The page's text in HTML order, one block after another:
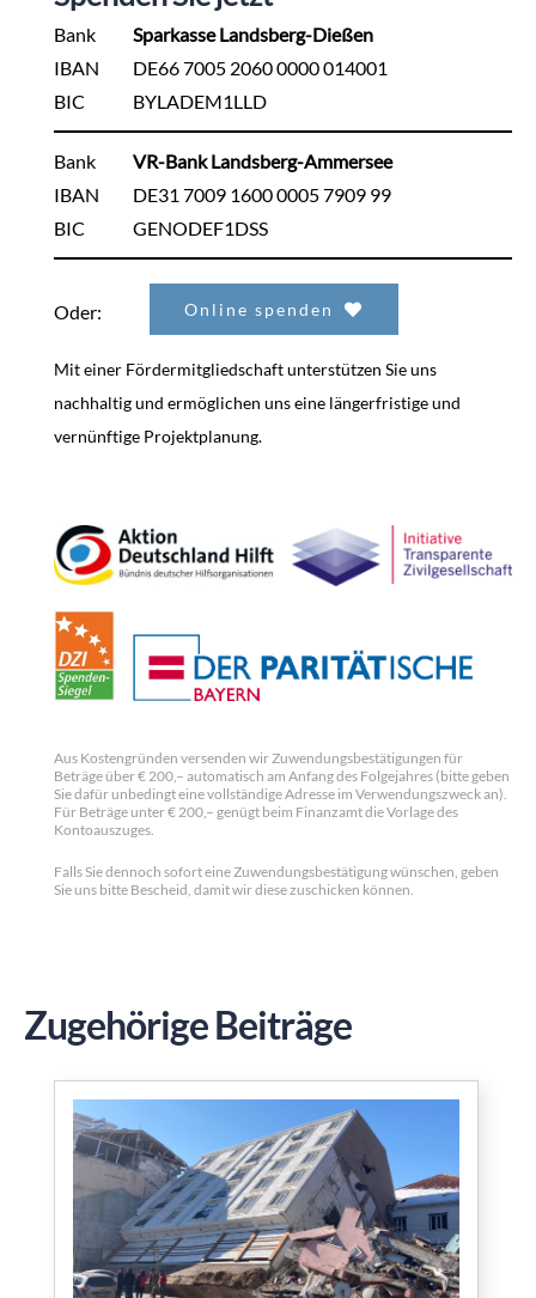
Bank
IBAN
BIC
Sparkasse Landsberg-Dießen
DE66 7005 2060 0000 014001
BYLADEM1LLD
Bank
IBAN
BIC
VR-Bank Landsberg-Ammersee
DE31 7009 1600 0005 7909 99
GENODEF1DSS
Oder: Online spenden
Mit einer Fördermitgliedschaft unterstützen Sie uns
nachhaltig und ermöglichen uns eine längerfristige und
vernünftige Projektplanung.
Aus Kostengründen versenden wir Zuwendungsbestätigungen für
Beträge über € 200,– automatisch am Anfang des Folgejahres (bitte geben
Sie dafür unbedingt eine vollständige Adresse im Verwendungszweck an).
Für Beträge unter € 200,– genügt beim Finanzamt die Vorlage des
Kontoauszuges.
Falls Sie dennoch sofort eine Zuwendungsbestätigung wünschen, geben
Sie uns bitte Bescheid, damit wir diese zuschicken können.
Zugehörige Beiträge